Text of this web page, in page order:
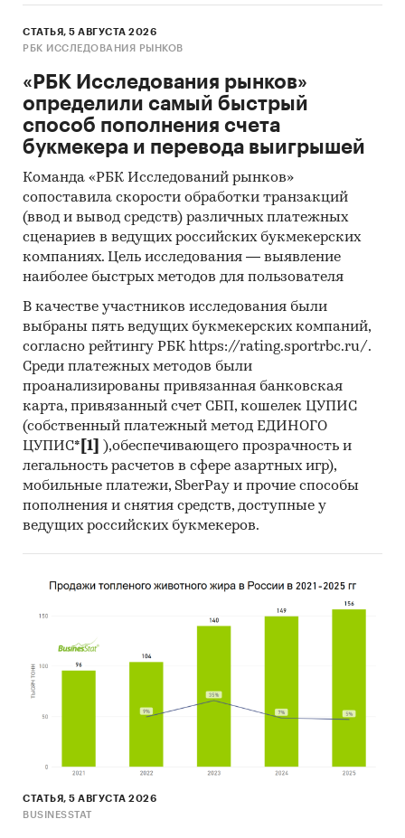
СТАТЬЯ, 5 АВГУСТА 2026
РБК ИССЛЕДОВАНИЯ РЫНКОВ
«РБК Исследования рынков»
определили самый быстрый
способ пополнения счета
букмекера и перевода выигрышей
Команда «РБК Исследований рынков»
сопоставила скорости обработки транзакций
(ввод и вывод средств) различных платежных
сценариев в ведущих российских букмекерских
компаниях. Цель исследования — выявление
наиболее быстрых методов для пользователя
В качестве участников исследования были
выбраны пять ведущих букмекерских компаний,
согласно рейтингу РБК https://rating.sportrbc.ru/.
Среди платежных методов были
проанализированы привязанная банковская
карта, привязанный счет СБП, кошелек ЦУПИС
(собственный платежный метод ЕДИНОГО
ЦУПИС* [1]
),обеспечивающего прозрачность и
легальность расчетов в сфере азартных игр),
мобильные платежи, SberPay и прочие способы
пополнения и снятия средств, доступные у
ведущих российских букмекеров.
СТАТЬЯ, 5 АВГУСТА 2026
BUSINESSTAT